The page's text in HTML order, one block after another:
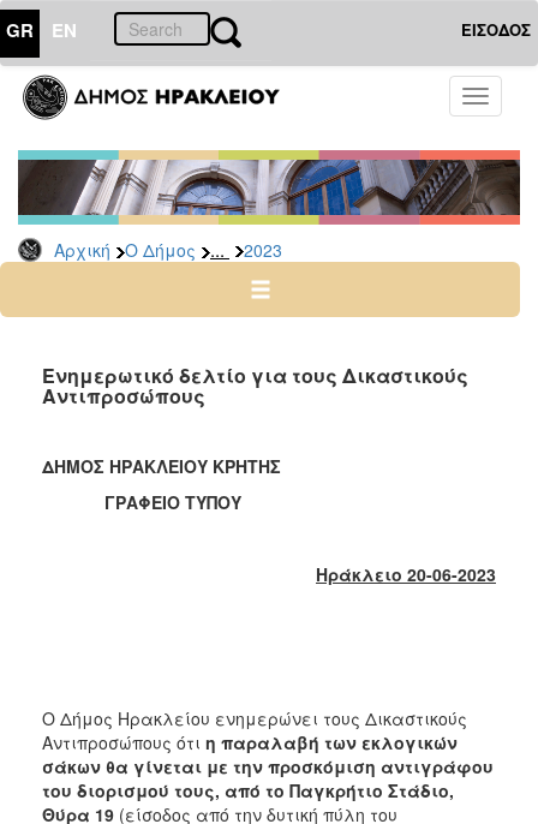
GR EN ΕΙΣΟΔΟΣ
Toggle
Αρχική Ο Δήμος ... 2023
ΔΗΜΟΣ
Δελτία
Τύπου
Αρχείο
2026
2024
2022
2020
2019
2012
2011
2010
Ενημερωτικό δελτίο για τους Δικαστικούς
Αντιπροσώπους
ΔΗΜΟΣ ΗΡΑΚΛΕΙΟΥ ΚΡΗΤΗΣ
ΓΡΑΦΕΙΟ ΤΥΠΟΥ
Ηράκλειο 20-06-2023
Ο Δήμος Ηρακλείου ενημερώνει τους Δικαστικούς
Αντιπροσώπους ότι η παραλαβή των εκλογικών
σάκων θα γίνεται με την προσκόμιση αντιγράφου
του διορισμού τους, από το Παγκρήτιο Στάδιο,
Θύρα 19 (είσοδος από την δυτική πύλη του